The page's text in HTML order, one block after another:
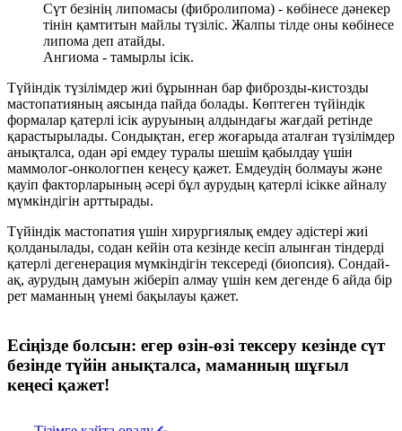
Сүт безінің липомасы (фибролипома) - көбінесе дәнекер
тінін қамтитын майлы түзіліс. Жалпы тілде оны көбінесе
липома деп атайды.
Ангиома - тамырлы ісік.
Түйіндік түзілімдер жиі бұрыннан бар фиброзды-кистозды
мастопатияның аясында пайда болады. Көптеген түйіндік
формалар қатерлі ісік ауруының алдындағы жағдай ретінде
қарастырылады. Сондықтан, егер жоғарыда аталған түзілімдер
анықталса, одан әрі емдеу туралы шешім қабылдау үшін
маммолог-онкологпен кеңесу қажет. Емдеудің болмауы және
қауіп факторларының әсері бұл аурудың қатерлі ісікке айналу
мүмкіндігін арттырады.
Түйіндік мастопатия үшін хирургиялық емдеу әдістері жиі
қолданылады, содан кейін ота кезінде кесіп алынған тіндерді
қатерлі дегенерация мүмкіндігін тексереді (биопсия). Сондай-
ақ, аурудың дамуын жіберіп алмау үшін кем дегенде 6 айда бір
рет маманның үнемі бақылауы қажет.
Есіңізде болсын: егер өзін-өзі тексеру кезінде сүт
безінде түйін анықталса, маманның шұғыл
кеңесі қажет!